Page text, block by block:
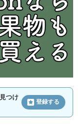
見つけ
登録する